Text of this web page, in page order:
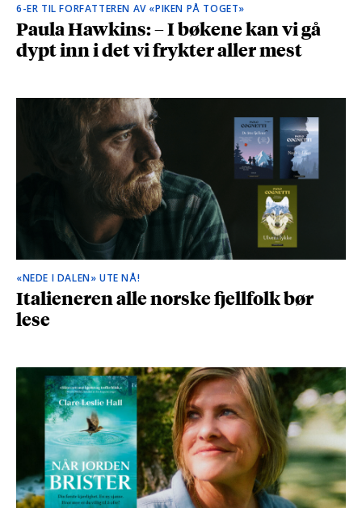
6-ER TIL FORFATTEREN AV «PIKEN PÅ TOGET»
Paula Hawkins: – I bøkene kan vi gå
dypt inn i det vi frykter aller mest
«NEDE I DALEN» UTE NÅ!
Italieneren alle norske fjellfolk bør
lese